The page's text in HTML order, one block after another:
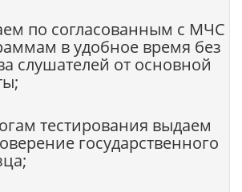
по согласованным с МЧС
в удобное время без
слушателей от основной
тестирования выдаем
государственного